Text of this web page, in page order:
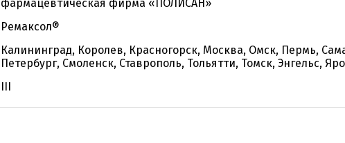
фармацевтическая фирма «ПОЛИСАН»
Ремаксол®
Калининград, Королев, Красногорск, Москва, Омск, Пермь,
Петербург, Смоленск, Ставрополь, Тольятти, Томск, Энгельс,
III